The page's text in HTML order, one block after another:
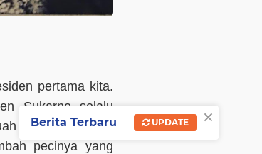
pertama kita.
Sukarno selalu
negara dengan
pecinya yang
×
Berita Terbaru UPDATE